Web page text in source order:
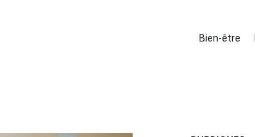
Bien-être